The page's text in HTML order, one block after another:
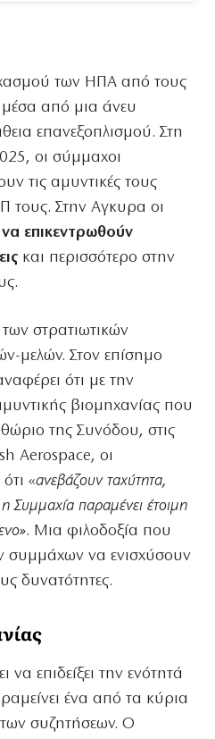
των ΗΠΑ από τους
από μια άνευ
επανεξοπλισμού. Στη
οι σύμμαχοι
τις αμυντικές τους
τους. Στην Αγκυρα οι
επικεντρωθούν
και περισσότερο στην
των στρατιωτικών
μελών. Στον επίσημο
ότι με την
βιομηχανίας που
της Συνόδου, στις
Aerospace, οι
«ανεβάζουν ταχύτητα,
Συμμαχία παραμένει έτοιμη
. Μια φιλοδοξία που
συμμάχων να ενισχύσουν
δυνατότητες.
επιδείξει την ενότητά
ένα από τα κύρια
συζητήσεων. Ο